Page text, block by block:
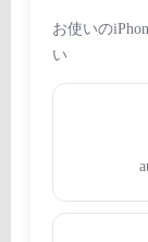
お使いの
い